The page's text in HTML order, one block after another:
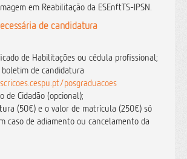
em Reabilitação da ESEnftTS-IPSN.
de candidatura
de Habilitações ou cédula profissional;
de candidatura
posgraduacoes
de Cidadão (opcional);
(50€) e o valor de matrícula (250€) só
caso de adiamento ou cancelamento da